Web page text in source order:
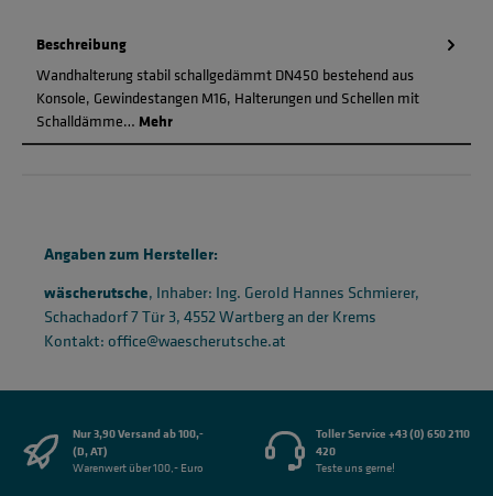
Beschreibung
Wandhalterung stabil schallgedämmt DN450 bestehend aus
Konsole, Gewindestangen M16, Halterungen und Schellen mit
Schalldämme… Mehr
Angaben zum Hersteller:
wäscherutsche, Inhaber: Ing. Gerold Hannes Schmierer,
Schachadorf 7 Tür 3, 4552 Wartberg an der Krems
Kontakt: office@waescherutsche.at
Nur 3,90 Versand ab 100,-
(D, AT)
Warenwert über 100,- Euro
Toller Service +43 (0) 650 2110
420
Teste uns gerne!